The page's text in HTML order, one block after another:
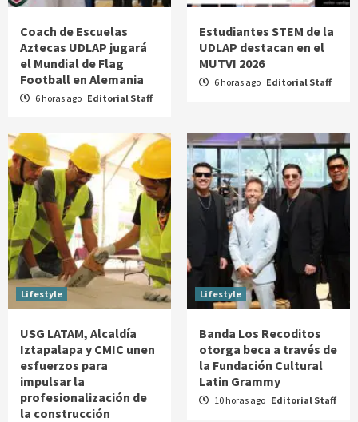
Coach de Escuelas
Aztecas UDLAP jugará
el Mundial de Flag
Football en Alemania
6 horas ago Editorial Staff
Estudiantes STEM de la
UDLAP destacan en el
MUTVI 2026
6 horas ago Editorial Staff
Lifestyle
USG LATAM, Alcaldía
Iztapalapa y CMIC unen
esfuerzos para
impulsar la
profesionalización de
la construcción
Lifestyle
Banda Los Recoditos
otorga beca a través de
la Fundación Cultural
Latin Grammy
10 horas ago Editorial Staff